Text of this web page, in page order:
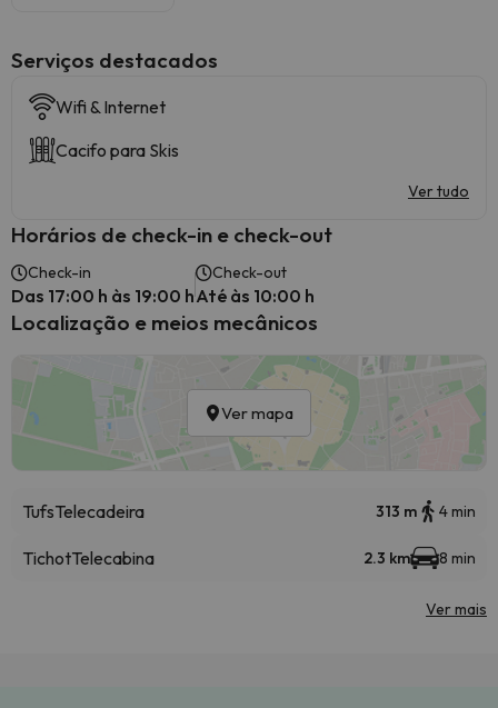
Serviços destacados
Wifi & Internet
Cacifo para Skis
Ver tudo
Horários de check-in e check-out
Check-in
Das 17:00 h às 19:00 h
Check-out
Até às 10:00 h
Localização e meios mecânicos
Ver mapa
TufsTelecadeira 313 m 4 min
TichotTelecabina 2.3 km 8 min
Ver mais